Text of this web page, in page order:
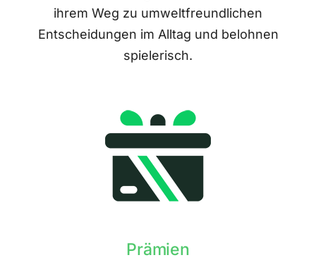
ihrem Weg zu umweltfreundlichen
Entscheidungen im Alltag und belohnen
spielerisch.
Prämien